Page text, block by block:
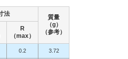
法
質量
（g）
（参考）
R
（max）
0.2 3.72